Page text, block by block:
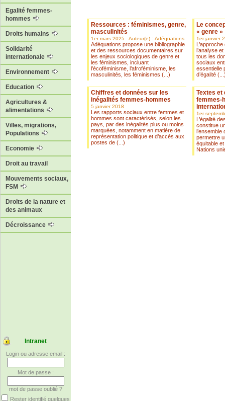
Egalité femmes-
hommes
Droits humains
Solidarité
internationale
Environnement
Education
Agricultures &
alimentations
Villes, migrations,
Populations
Economie
Droit au travail
Mouvements sociaux,
FSM
Droits de la nature et
des animaux
Décroissance
Intranet
Login ou adresse email :
Mot de passe :
mot de passe oublié ?
Rester identifié quelques
Ressources : féminismes, genre,
masculinités
1er mars 2025 - Auteur(e) : Adéquations
Adéquations propose une bibliographie
et des ressources documentaires sur
les enjeux sociologiques de genre et
les féminismes, incluant
l’écoféminisme, l’afroféminisme, les
masculinités, les féminismes (...)
Le
« genre »
1er janvier
l’analyse
tous les
sociaux
essentielle
d’égalité
Chiffres et données sur les
inégalités femmes-hommes
5 janvier 2018
Les rapports sociaux entre femmes et
hommes sont caractérisés, selon les
pays, par des inégalités plus ou moins
marquées, notamment en matière de
représentation politique et d’accès aux
postes de (...)
Textes et
femmes-
1er
L’égalité
constitue
l’ensemble
permettre
équitable
Nations